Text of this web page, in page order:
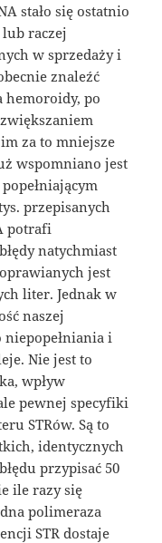
stało się ostatnio
raczej
w sprzedaży i
znaleźć
hemoroidy, po
za to mniejsze
wspomniano jest
przepisanych
potrafi
natychmiast
jest
liter. Jednak w
naszej
i
Nie jest to
wpływ
pewnej specyfiki
STRów. Są to
identycznych
przypisać 50
ile razy się
polimeraza
STR dostaje